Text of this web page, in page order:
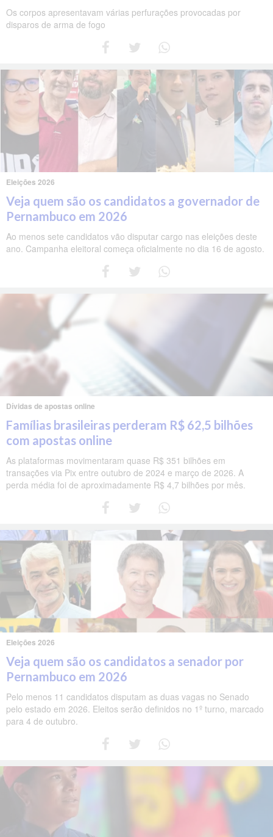
Os corpos apresentavam várias perfurações provocadas por
disparos de arma de fogo
Eleições 2026
Veja quem são os candidatos a governador de
Pernambuco em 2026
Ao menos sete candidatos vão disputar cargo nas eleições deste
ano. Campanha eleitoral começa oficialmente no dia 16 de agosto.
Dívidas de apostas online
Famílias brasileiras perderam R$ 62,5 bilhões
com apostas online
As plataformas movimentaram quase R$ 351 bilhões em
transações via Pix entre outubro de 2024 e março de 2026. A
perda média foi de aproximadamente R$ 4,7 bilhões por mês.
Eleições 2026
Veja quem são os candidatos a senador por
Pernambuco em 2026
Pelo menos 11 candidatos disputam as duas vagas no Senado
pelo estado em 2026. Eleitos serão definidos no 1º turno, marcado
para 4 de outubro.